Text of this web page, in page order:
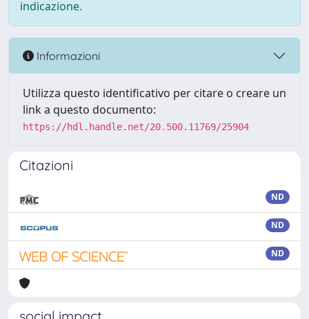
indicazione.
Informazioni
Utilizza questo identificativo per citare o creare un
link a questo documento:
https://hdl.handle.net/20.500.11769/25904
Citazioni
ND
ND
ND